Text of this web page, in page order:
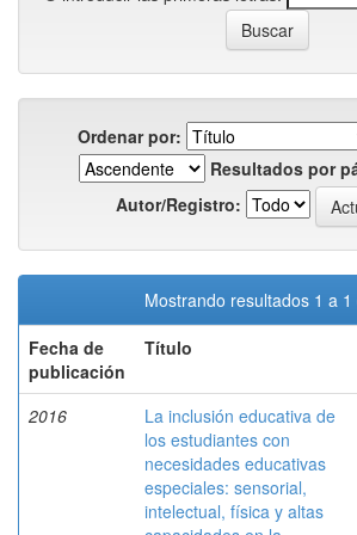
Ordenar por:
Resultados por
Autor/Registro:
Mostrando resultados 1 a 1
Fecha de
publicación
Título
2016
La inclusión educativa de
los estudiantes con
necesidades educativas
especiales: sensorial,
intelectual, física y altas